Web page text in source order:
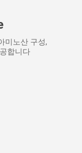
미노산 구성,
합니다